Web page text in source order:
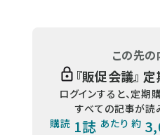
この先
『販促会議』
ログインすると、定期
すべての記事が読
購読 1誌 あたり 約